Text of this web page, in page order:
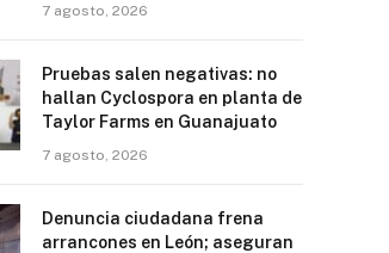
7 agosto, 2026
Pruebas salen negativas: no
hallan Cyclospora en planta de
Taylor Farms en Guanajuato
7 agosto, 2026
Denuncia ciudadana frena
arrancones en León; aseguran